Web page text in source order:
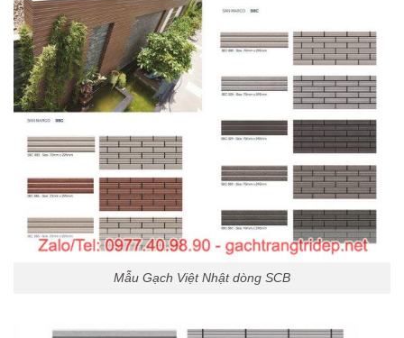
Mẫu Gạch Việt Nhật dòng SCB